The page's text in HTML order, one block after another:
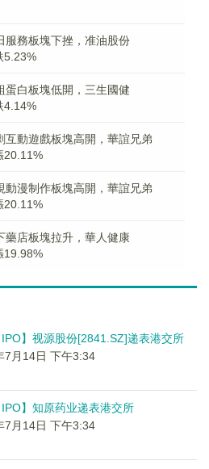
服務板塊下挫，准油股份
5.23%
蛋白板塊低開，三生國健
4.14%
互動遊戲板塊高開，華誼兄弟
20.11%
動漫制作板塊高開，華誼兄弟
20.11%
藥店板塊拉升，華人健康
19.98%
IPO】视源股份[2841.SZ]递表港交所
7月14日 下午3:34
IPO】知原药业递表港交所
7月14日 下午3:34